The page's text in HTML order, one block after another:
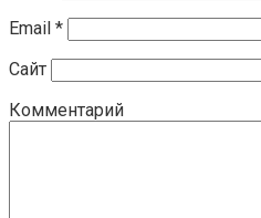
Email *
Сайт
Комментарий